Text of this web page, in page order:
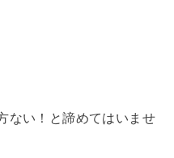
ない！と諦めてはいませ